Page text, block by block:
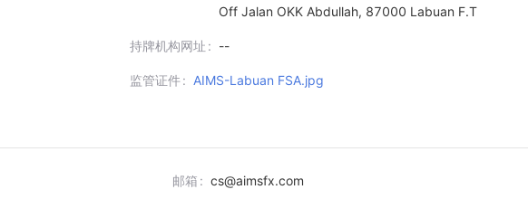
Off Jalan OKK Abdullah, 87000 Labuan F.T
持牌机构网址 --
监管证件 AIMS-Labuan FSA.jpg
邮箱 cs@aimsfx.com